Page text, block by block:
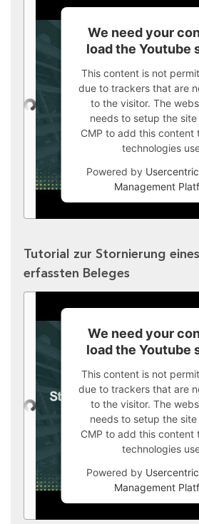
We need your
load the Youtube
This content is not
due to trackers that are
to the visitor. The
needs to setup the
CMP to add this content
technologies
Powered by
Management
Tutorial zur Stornierung
erfassten Beleges
We need your
load the Youtube
This content is not
due to trackers that are
to the visitor. The
needs to setup the
CMP to add this content
technologies
Powered by
Management